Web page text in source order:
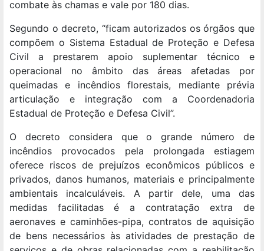
combate às chamas e vale por 180 dias.
Segundo o decreto, “ficam autorizados os órgãos que
compõem o Sistema Estadual de Proteção e Defesa
Civil a prestarem apoio suplementar técnico e
operacional no âmbito das áreas afetadas por
queimadas e incêndios florestais, mediante prévia
articulação e integração com a Coordenadoria
Estadual de Proteção e Defesa Civil”.
O decreto considera que o grande número de
incêndios provocados pela prolongada estiagem
oferece riscos de prejuízos econômicos públicos e
privados, danos humanos, materiais e principalmente
ambientais incalculáveis. A partir dele, uma das
medidas facilitadas é a contratação extra de
aeronaves e caminhões-pipa, contratos de aquisição
de bens necessários às atividades de prestação de